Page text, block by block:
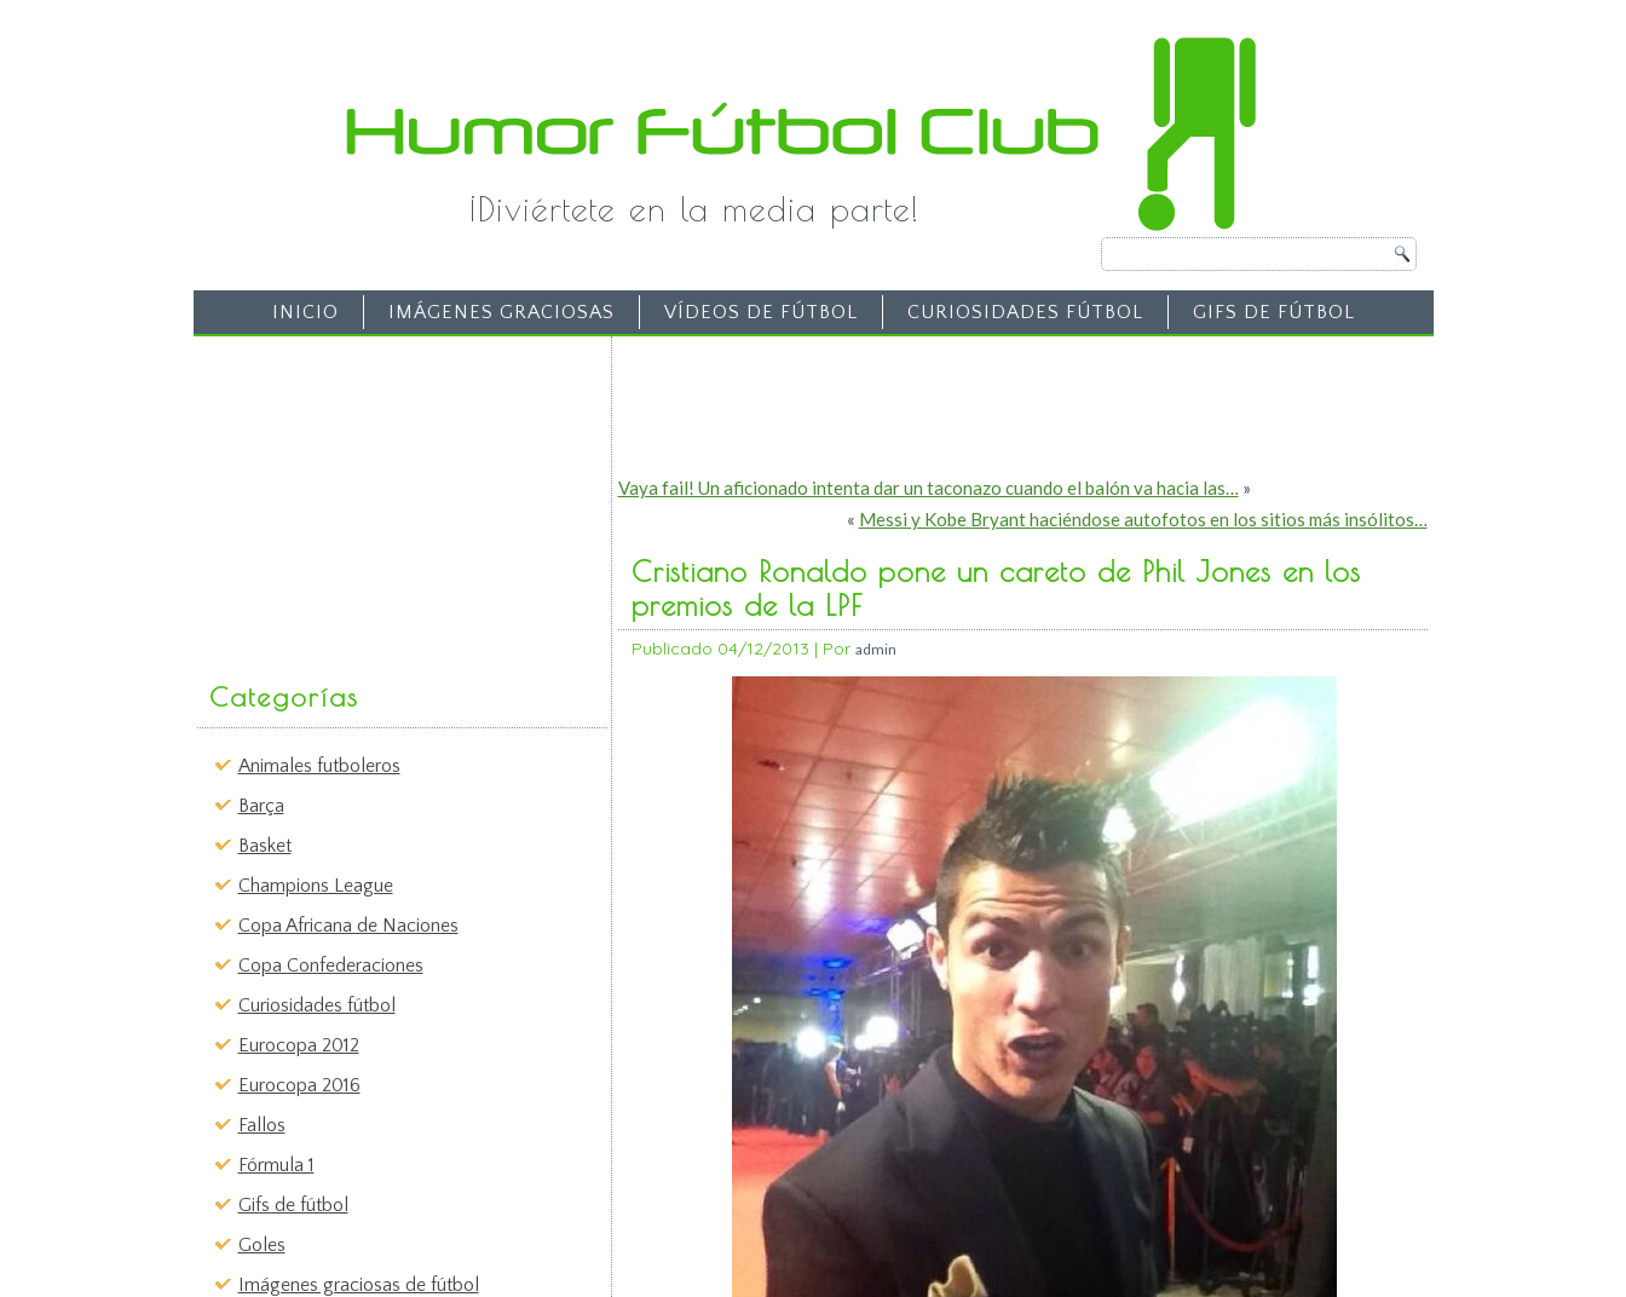
¡Diviértete en la media parte!
INICIO IMÁGENES GRACIOSAS VÍDEOS DE FÚTBOL CURIOSIDADES FÚTBOL GIFS DE FÚTBOL
Categorías
Animales futboleros
Barça
Basket
Champions League
Copa Africana de Naciones
Copa Confederaciones
Curiosidades fútbol
Eurocopa 2012
Eurocopa 2016
Fallos
Fórmula 1
Gifs de fútbol
Goles
Imágenes graciosas de fútbol
Vaya fail! Un aficionado intenta dar un taconazo cuando el balón va hacia las… »
« Messi y Kobe Bryant haciéndose autofotos en los sitios más insólitos…
Cristiano Ronaldo pone un careto de Phil Jones en los
premios de la LPF
Publicado 04/12/2013 | Por admin